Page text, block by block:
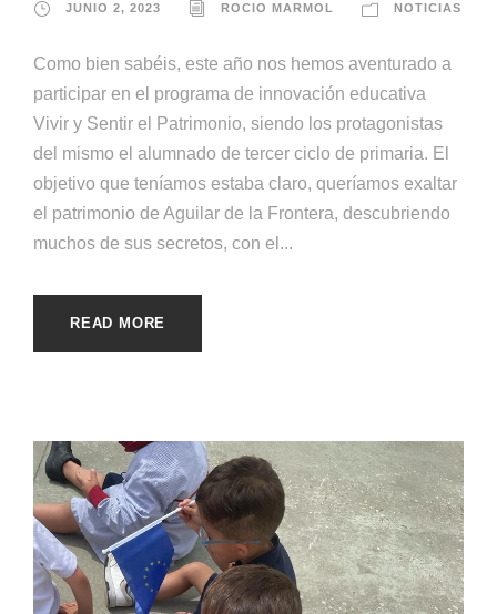
JUNIO 2, 2023 ROCIO MARMOL NOTICIAS
Como bien sabéis, este año nos hemos aventurado a
participar en el programa de innovación educativa
Vivir y Sentir el Patrimonio, siendo los protagonistas
del mismo el alumnado de tercer ciclo de primaria. El
objetivo que teníamos estaba claro, queríamos exaltar
el patrimonio de Aguilar de la Frontera, descubriendo
muchos de sus secretos, con el...
READ MORE